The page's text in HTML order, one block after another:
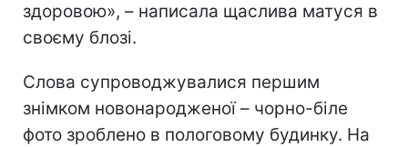
здоровою», – написала щаслива матуся в
своєму блозі.
Слова супроводжувалися першим
знімком новонародженої – чорно-біле
фото зроблено в пологовому будинку. На